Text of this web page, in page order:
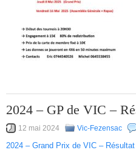
2024 – GP de VIC –
12 mai 2024 Vic-Fezensac
2024 – Grand Prix de VIC – Résultat